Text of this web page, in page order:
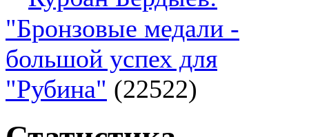
"Бронзовые медали -
большой успех для
"Рубина" (22522)